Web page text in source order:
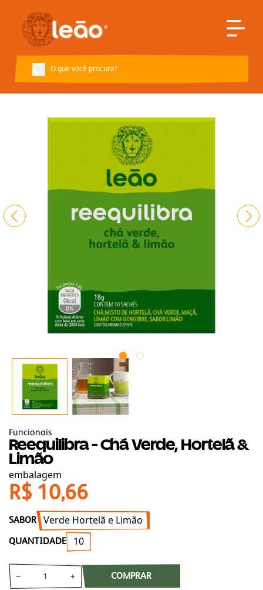
Voltar à página inicial
Funcionais
Reequilibra - Chá Verde, Hortelã &
Limão
embalagem
R$ 10,66
SABOR Verde Hortelã e Limão
QUANTIDADE 10
COMPRAR